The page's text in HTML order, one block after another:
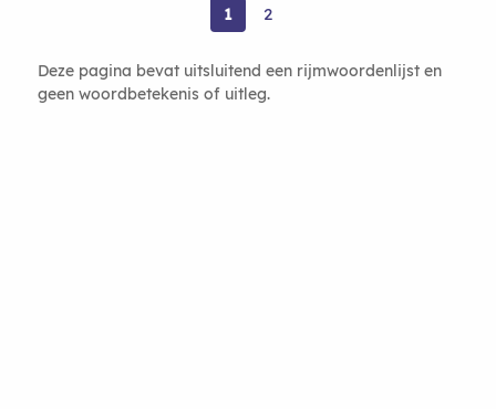
1 2
Deze pagina bevat uitsluitend een rijmwoordenlijst en
geen woordbetekenis of uitleg.